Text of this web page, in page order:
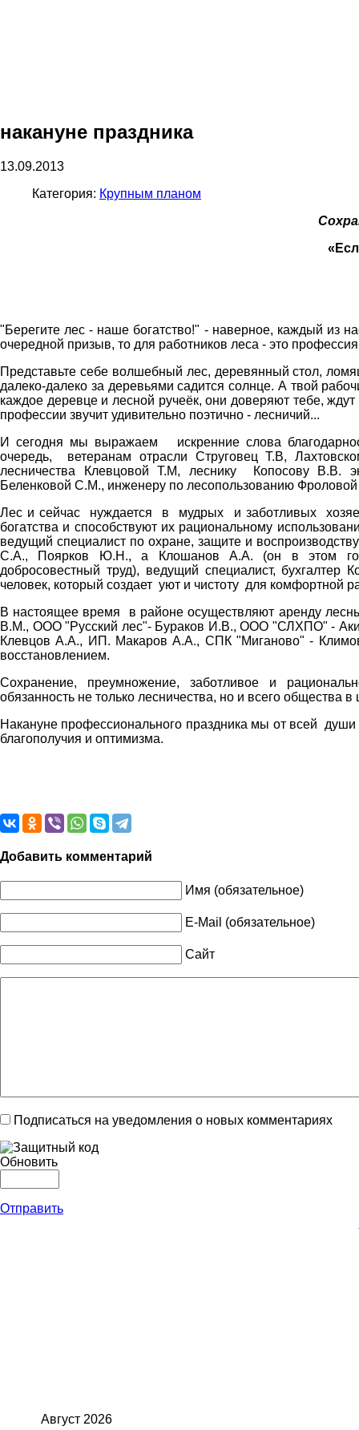
накануне праздника
13.09.2013
Категория: Крупным планом
"Берегите лес - наше богатство!" - наверное, каждый из
очередной призыв, то для работников леса - это
Представьте себе волшебный лес, деревянный стол,
далеко-далеко за деревьями садится солнце. А твой
каждое деревце и лесной ручеёк, они доверяют тебе,
профессии звучит удивительно поэтично - лесничий...
И сегодня мы выражаем искренние слова
очередь, ветеранам отрасли Струговец Т.В,
лесничества Клевцовой Т.М, леснику Копосову В.В.
Беленковой С.М., инженеру по лесопользованию
Лес и сейчас нуждается в мудрых и заботливых
богатства и способствуют их рациональному
ведущий специалист по охране, защите и
С.А., Поярков Ю.Н., а Клошанов А.А. (он в этом году
добросовестный труд), ведущий специалист,
человек, который создает уют и чистоту для комфортной
В настоящее время в районе осуществляют аренду
В.М., ООО "Русский лес"- Бураков И.В., ООО "СЛХПО" -
Клевцов А.А., ИП. Макаров А.А., СПК "Миганово" -
восстановлением.
Сохранение, преумножение, заботливое и
обязанность не только лесничества, но и всего общества в
Накануне профессионального праздника мы от всей
благополучия и оптимизма.
Добавить комментарий
Имя (обязательное)
E-Mail (обязательное)
Сайт
Подписаться на уведомления о новых комментариях
Обновить
Отправить
Август 2026